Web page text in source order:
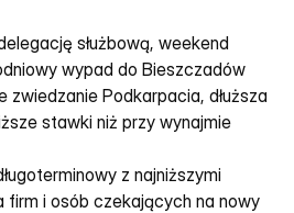
służbową, weekend
wypad do Bieszczadów
zwiedzanie Podkarpacia, dłuższa
stawki niż przy wynajmie
z najniższymi
firm i osób czekających na nowy